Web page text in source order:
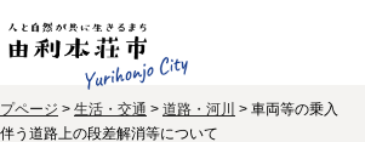
プページ > 生活・交通 > 道路・河川
> 車両等の乗入
う道路上の段差解消等について